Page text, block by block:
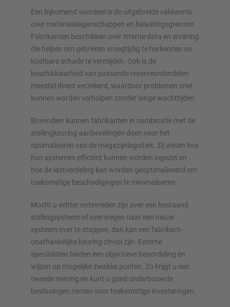
Een bijkomend voordeel is de uitgebreide vakkennis
over materiaaleigenschappen en belastingsgrenzen.
Fabrikanten beschikken over interne data en ervaring
die helpen om gebreken vroegtijdig te herkennen en
kostbare schade te vermijden. Ook is de
beschikbaarheid van passende reserveonderdelen
meestal direct verzekerd, waardoor problemen snel
kunnen worden verholpen zonder lange wachttijden.
Bovendien kunnen fabrikanten in combinatie met de
stellingkeuring aanbevelingen doen voor het
optimaliseren van de magazijnlogistiek. Zij weten hoe
hun systemen efficiënt kunnen worden ingezet en
hoe de lastverdeling kan worden geoptimaliseerd om
toekomstige beschadigingen te minimaliseren.
Mocht u echter ontevreden zijn over een bestaand
stelling­systeem of overwegen naar een nieuw
systeem over te stappen, dan kan een fabrikant-
onafhankelijke keuring zinvol zijn. Externe
specialisten bieden een objectieve beoordeling en
wijzen op mogelijke zwakke punten. Zo krijgt u een
tweede mening en kunt u goed onderbouwde
beslissingen nemen voor toekomstige investeringen.